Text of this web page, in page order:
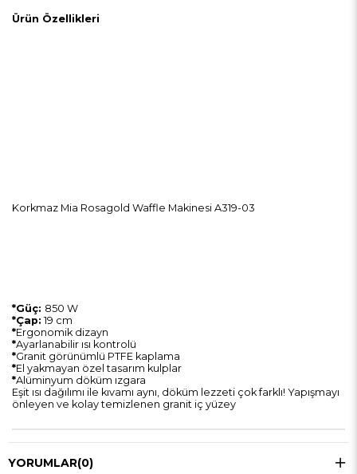
Ürün Özellikleri
Korkmaz Mia Rosagold Waffle Makinesi A319-03
*Güç: 850 W
*Çap: 19 cm
*Ergonomik dizayn
*Ayarlanabilir ısı kontrolü
*Granit görünümlü PTFE kaplama
*El yakmayan özel tasarım kulplar
*Alüminyum döküm ızgara
Eşit ısı dağılımı ile kıvamı aynı, döküm lezzeti çok farklı! Yapışmayı
önleyen ve kolay temizlenen granit iç yüzey
YORUMLAR(0)